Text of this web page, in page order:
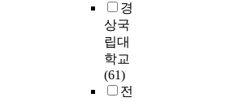
경
상국
립대
학교
(61)
전